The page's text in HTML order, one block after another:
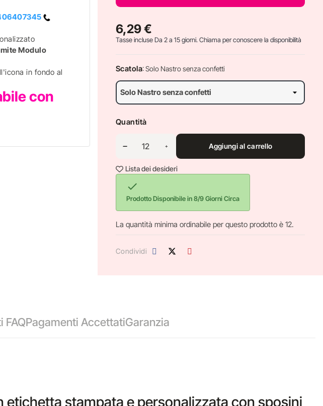
Modulo
in fondo al
con
6,29 €
Tasse incluseDa 2 a 15 giorni. Chiama per conoscere la disponibilità
Scatola: Solo Nastro senza confetti
Quantità
Aggiungi al carrello
Lista dei desideri

Prodotto Disponibile in 8/9 Giorni Circa
La quantità minima ordinabile per questo prodotto è 12.
Condividi
FAQPagamenti AccettatiGaranzia
stampata e personalizzata con sposini